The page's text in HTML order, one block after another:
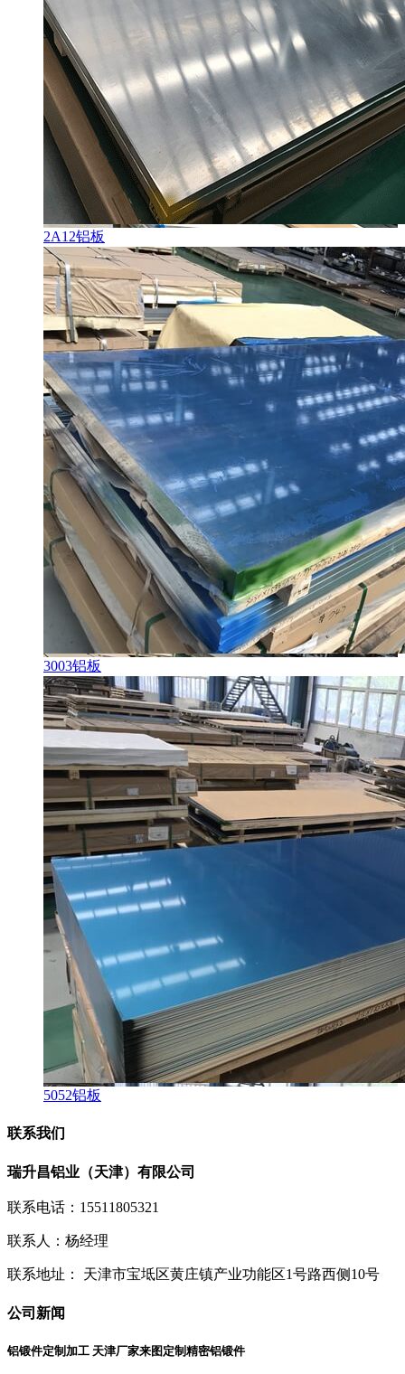
2A12铝板
3003铝板
5052铝板
联系我们
瑞升昌铝业（天津）有限公司
联系电话：15511805321
联系人：杨经理
联系地址： 天津市宝坻区黄庄镇产业功能区1号路西侧10号
公司新闻
铝锻件定制加工 天津厂家来图定制精密铝锻件